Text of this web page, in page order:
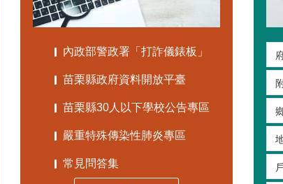
內政部警政署「打詐儀錶板」
苗栗縣政府資料開放平臺
苗栗縣30人以下學校公告專區
嚴重特殊傳染性肺炎專區
常見問答集